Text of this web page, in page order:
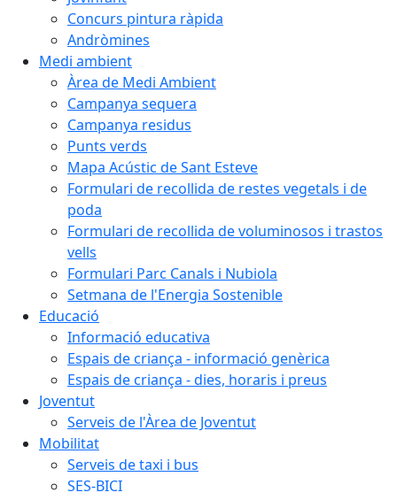
Concurs pintura ràpida
Andròmines
Medi ambient
Àrea de Medi Ambient
Campanya sequera
Campanya residus
Punts verds
Mapa Acústic de Sant Esteve
Formulari de recollida de restes vegetals i de
poda
Formulari de recollida de voluminosos i trastos
vells
Formulari Parc Canals i Nubiola
Setmana de l'Energia Sostenible
Educació
Informació educativa
Espais de criança - informació genèrica
Espais de criança - dies, horaris i preus
Joventut
Serveis de l'Àrea de Joventut
Mobilitat
Serveis de taxi i bus
SES-BICI